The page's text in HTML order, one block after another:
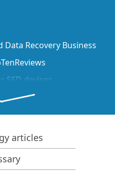
Data Recovery Business
SSD devices
NVMe devices
Data Recovery Cases
R-Studio Emergency
articles